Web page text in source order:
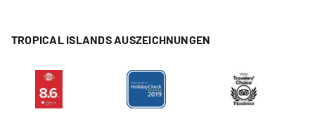
TROPICAL ISLANDS AUSZEICHNUNGEN